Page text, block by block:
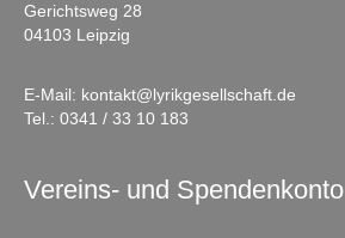
Gerichtsweg 28
04103 Leipzig
E-Mail: kontakt@lyrikgesellschaft.de
Tel.: 0341 / 33 10 183
Vereins- und Spendenkonto